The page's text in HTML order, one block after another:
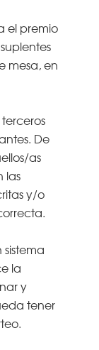
el premio
mesa, en
De
as
las
y/o
sistema
la
y
tener